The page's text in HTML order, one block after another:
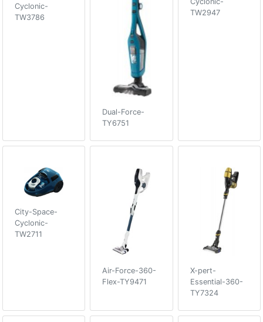
Cyclonic-
TW3786
Dual-Force-
TY6751
TW2947
City-Space-
Cyclonic-
TW2711
Air-Force-360-
Flex-TY9471
X-pert-
Essential-360-
TY7324